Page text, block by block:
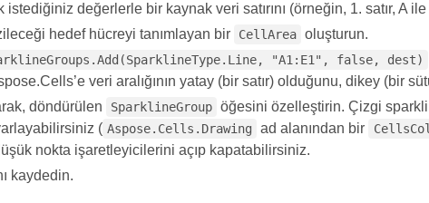
değerlerle bir kaynak veri satırını (örneğin, 1. satır, A
hedef hücreyi tanımlayan bir
CellArea oluşturun.
"A1:E1", false, dest)
veri aralığının yatay (bir satır) olduğunu, dikey (bir
döndürülen
SparklineGroup öğesini özelleştirin. Çizgi
( Aspose.Cells.Drawing ad alanından bir
nokta işaretleyicilerini açıp kapatabilirsiniz.
kaydedin.